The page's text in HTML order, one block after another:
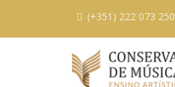
(+351) 222 073 250